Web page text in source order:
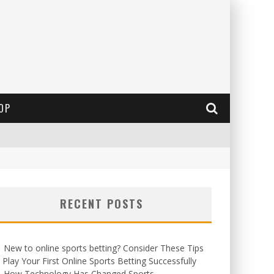
RECENT POSTS
New to online sports betting? Consider These Tips
Your First Online Sports Betting Successfully